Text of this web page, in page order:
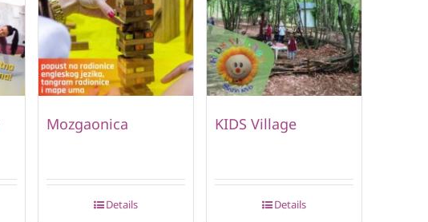
Mozgaonica
Details
KIDS Village
Details